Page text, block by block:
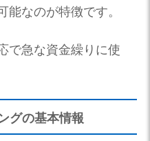
能なのが特徴です。
で急な資金繰りに使
グの基本情報